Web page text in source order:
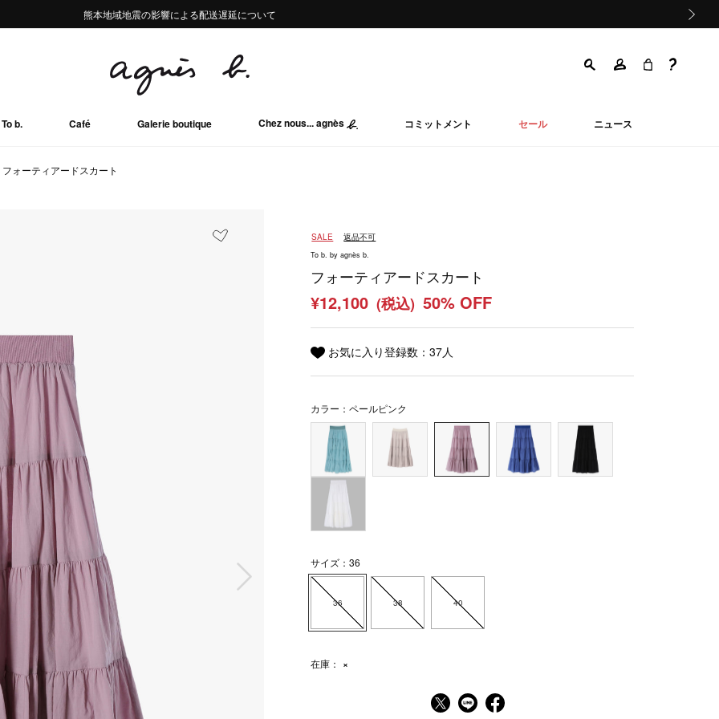
熊本地域地震の影響による配送遅延について
Summer Sale 2buy10%OFF!!
熊本地域地震の影響による配送遅延について
Summer Sale 2buy10%OFF!!
To b. Café Galerie boutique Chez nous... agnès コミットメント セール ニュース
フォーティアードスカート
SALE 返品不可
To b. by agnès b.
フォーティアードスカート
¥12,100 (税込) 50% OFF
お気に入り登録数：37人
カラー：ペールピンク
サイズ：36
36 38 40
在庫： ×